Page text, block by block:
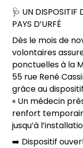
🩺 UN DISPOSITIF
PAYS D’URFÉ
Dès le mois de
volontaires
ponctuelles à la
55 rue René
grâce au
« Un médecin
renfort
jusqu’à
➡️ Dispositif